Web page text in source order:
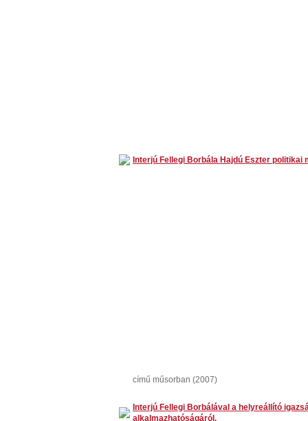
Interjú Fellegi Borbála Hajdú Eszter
című műsorban (2007)
Interjú Fellegi Borbálával a helyreállító
alkalmazhatóságáról.